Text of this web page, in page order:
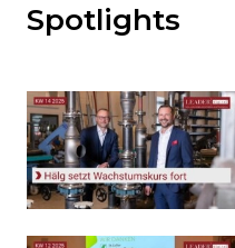
Möchten
den
weiteren
Inhalt
auslassen
und
Spotlights